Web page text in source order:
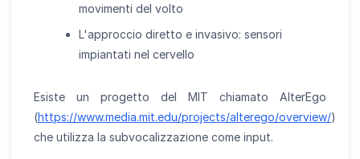
movimenti del volto
L'approccio diretto e invasivo: sensori
impiantati nel cervello
Esiste un progetto del MIT chiamato AlterEgo
(https://www.media.mit.edu/projects/alterego/overview/)
che utilizza la subvocalizzazione come input.